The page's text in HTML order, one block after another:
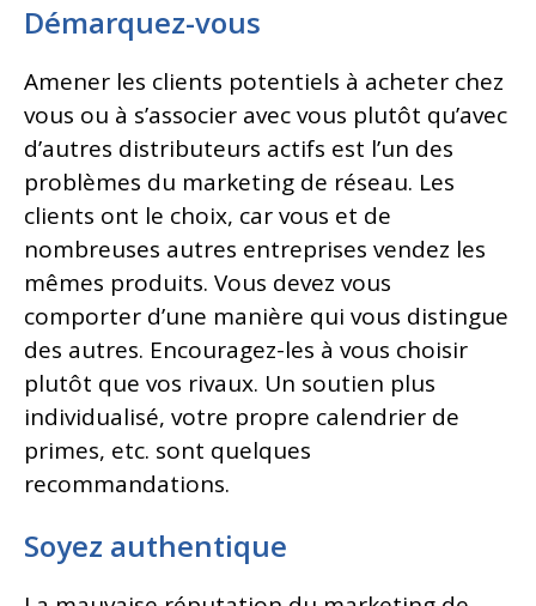
Démarquez-vous
Amener les clients potentiels à acheter chez
vous ou à s’associer avec vous plutôt qu’avec
d’autres distributeurs actifs est l’un des
problèmes du marketing de réseau. Les
clients ont le choix, car vous et de
nombreuses autres entreprises vendez les
mêmes produits. Vous devez vous
comporter d’une manière qui vous distingue
des autres. Encouragez-les à vous choisir
plutôt que vos rivaux. Un soutien plus
individualisé, votre propre calendrier de
primes, etc. sont quelques
recommandations.
Soyez authentique